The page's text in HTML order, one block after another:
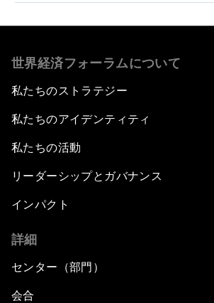
世界経済フォーラムについて
私たちのストラテジー
私たちのアイデンティティ
私たちの活動
リーダーシップとガバナンス
インパクト
詳細
センター（部門）
会合